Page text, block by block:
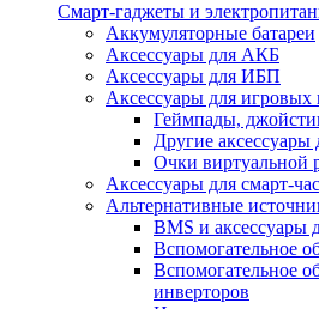
Смарт-гаджеты и
Аккумуляторные батареи
Аксессуары для АКБ
Аксессуары для ИБП
Аксессуары для игровых
Геймпады,
Другие аксессуары
Очки виртуальной
Аксессуары для смарт-
Альтернативные
BMS и аксессуары
Вспомогательное
Вспомогательное
инверторов